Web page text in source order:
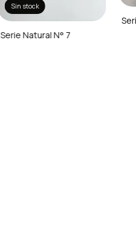
Sin stock
Serie Natural N° 7